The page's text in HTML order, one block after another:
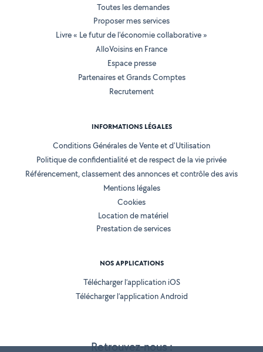
Retrouvez-nous :
Toutes les demandes
Proposer mes services
Livre « Le futur de l'économie collaborative »
AlloVoisins en France
Espace presse
Partenaires et Grands Comptes
Recrutement
INFORMATIONS LÉGALES
Conditions Générales de Vente et d'Utilisation
Politique de confidentialité et de respect de la vie privée
Référencement, classement des annonces et contrôle des avis
Mentions légales
Cookies
Location de matériel
Prestation de services
NOS APPLICATIONS
Télécharger l’application iOS
Télécharger l’application Android